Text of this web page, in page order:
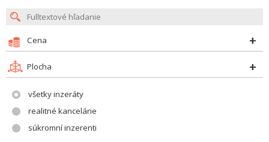
Cena
Plocha
všetky inzeráty
realitné kancelárie
súkromní inzerenti